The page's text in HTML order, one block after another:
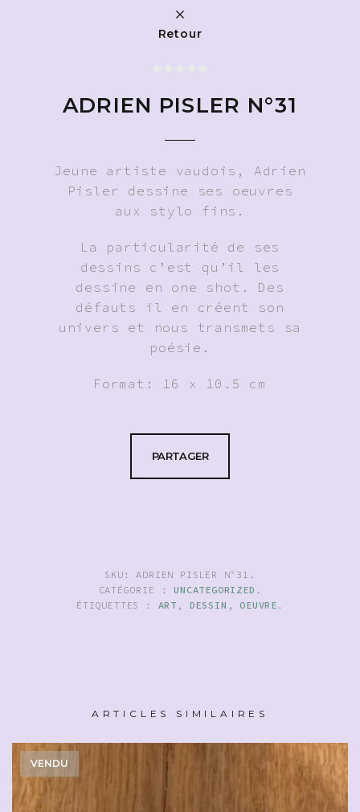
Retour
ADRIEN PISLER N°31
Jeune artiste vaudois, Adrien
Pisler dessine ses oeuvres
aux stylo fins.
La particularité de ses
dessins c’est qu’il les
dessine en one shot. Des
défauts il en créent son
univers et nous transmets sa
poésie.
Format: 16 x 10.5 cm
PARTAGER
SKU: ADRIEN PISLER N°31 .
CATÉGORIE :UNCATEGORIZED .
ÉTIQUETTES : ART , DESSIN , OEUVRE .
ARTICLES SIMILAIRES
VENDU